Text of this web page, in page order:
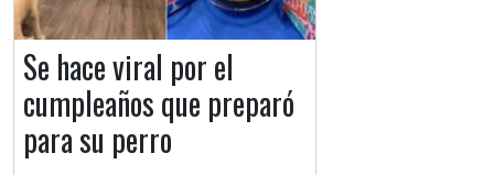
Se hace viral por el
cumpleaños que preparó
para su perro